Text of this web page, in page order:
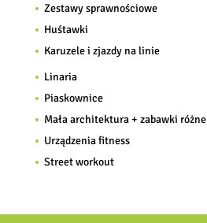
Zestawy sprawnościowe
Huśtawki
Karuzele i zjazdy na linie
Linaria
Piaskownice
Mała architektura + zabawki różne
Urządzenia fitness
Street workout